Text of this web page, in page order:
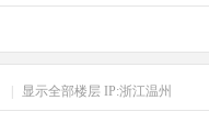
显示全部楼层 IP:浙江温州